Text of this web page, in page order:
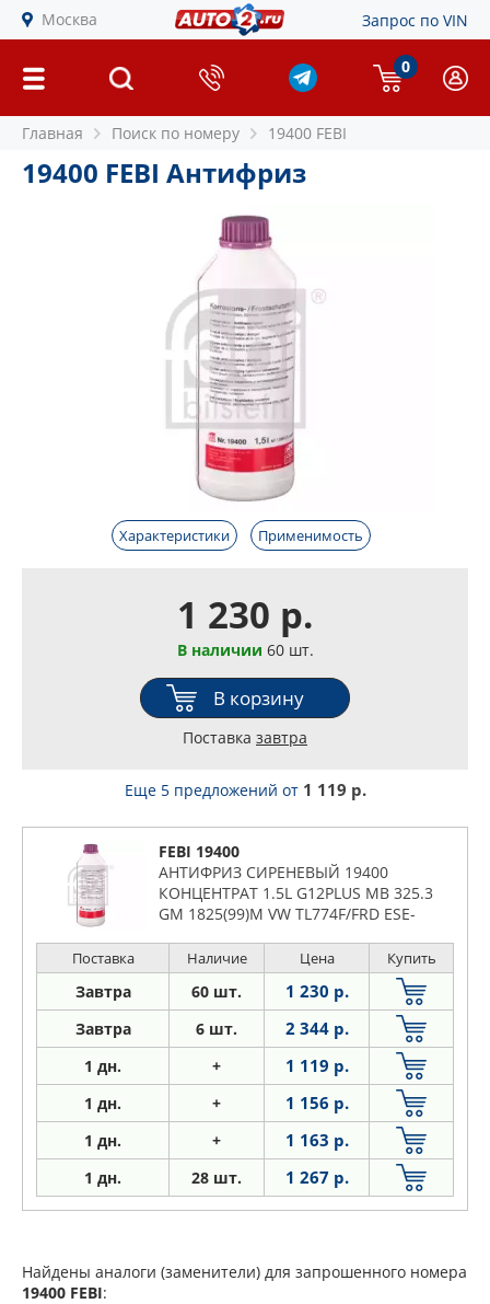
Москва Запрос по VIN
0
Главная Поиск по номеру 19400 FEBI
19400 FEBI Антифриз
Характеристики Применимость
1 230 р.
В наличии 60 шт.
В корзину
Поставка завтра
Еще 5 предложений от 1 119 р.
FEBI 19400
АНТИФРИЗ СИРЕНЕВЫЙ 19400
КОНЦЕНТРАТ 1.5L G12PLUS MB 325.3
GM 1825(99)M VW TL774F/FRD ESE-
Поставка Наличие Цена Купить
Завтра 60 шт. 1 230 р.
Завтра 6 шт. 2 344 р.
1 дн. + 1 119 р.
1 дн. + 1 156 р.
1 дн. + 1 163 р.
1 дн. 28 шт. 1 267 р.
Найдены аналоги (заменители) для запрошенного номера
19400 FEBI: